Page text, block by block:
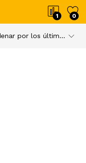
1 0
Ordenar por los últimos